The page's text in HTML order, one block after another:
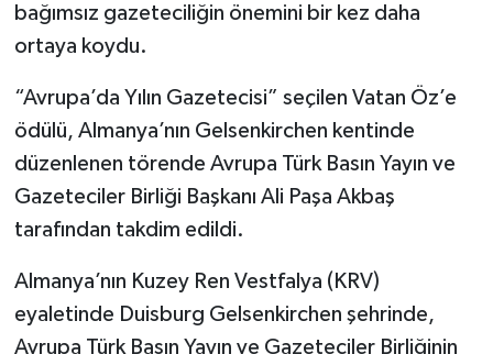
bağımsız gazeteciliğin önemini bir kez daha
ortaya koydu.
“Avrupa’da Yılın Gazetecisi” seçilen Vatan Öz’e
ödülü, Almanya’nın Gelsenkirchen kentinde
düzenlenen törende Avrupa Türk Basın Yayın ve
Gazeteciler Birliği Başkanı Ali Paşa Akbaş
tarafından takdim edildi.
Almanya’nın Kuzey Ren Vestfalya (KRV)
eyaletinde Duisburg Gelsenkirchen şehrinde,
Avrupa Türk Basın Yayın ve Gazeteciler Birliğinin